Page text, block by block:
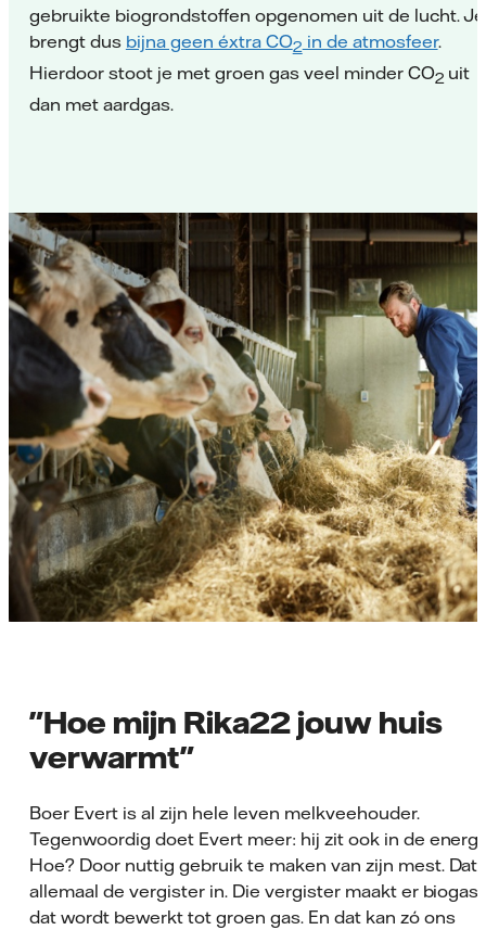
gebruikte biogrondstoffen opgenomen uit de lucht. Je
brengt dus bijna geen éxtra CO2 in de atmosfeer.
Hierdoor stoot je met groen gas veel minder CO2 uit
dan met aardgas.
"Hoe mijn Rika22 jouw huis
verwarmt"
Boer Evert is al zijn hele leven melkveehouder.
Tegenwoordig doet Evert meer: hij zit ook in de
Hoe? Door nuttig gebruik te maken van zijn mest. Dat
allemaal de vergister in. Die vergister maakt er biogas
dat wordt bewerkt tot groen gas. En dat kan zó ons